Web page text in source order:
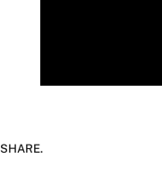
SHARE.